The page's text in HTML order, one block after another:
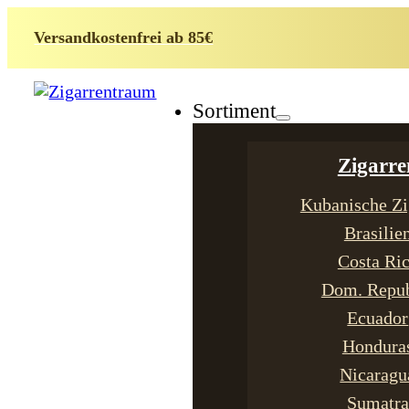
Versandkostenfrei ab 85€
Sortiment
Kubanische
Costa
Dom.
Ecuador
Sumatra